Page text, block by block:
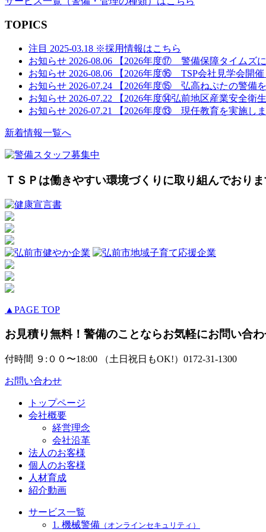
TOPICS
注目 2025-03.18 ※採用情報はこちら
お知らせ 2026-08.06
【2026年度⑰ 警備保障タイムズ
お知らせ 2026-08.06
【2026年度⑯ TSP会社見学会開
お知らせ 2026-07.24
【2026年度⑮ 弘高ねぷたの警備
お知らせ 2026-07.22
【2026年度⑭弘前地区産業安全衛
お知らせ 2026-07.21 【2026年度⑬ 現任教育を実施し
新着情報一覧へ
ＴＳＰは働きやすい環境づくりに取り組んでおり
▲PAGE TOP
お見積り無料！警備のことならお気軽にお問い合
付時間 ９:００〜18:00 （土日祝日もOK!） 0172-31-1300
お問い合わせ
トップページ
会社概要
経営理念
会社沿革
法人のお客様
個人のお客様
人材育成
紹介動画
サービス一覧
1. 機械警備 （オンラインセキュリティ）